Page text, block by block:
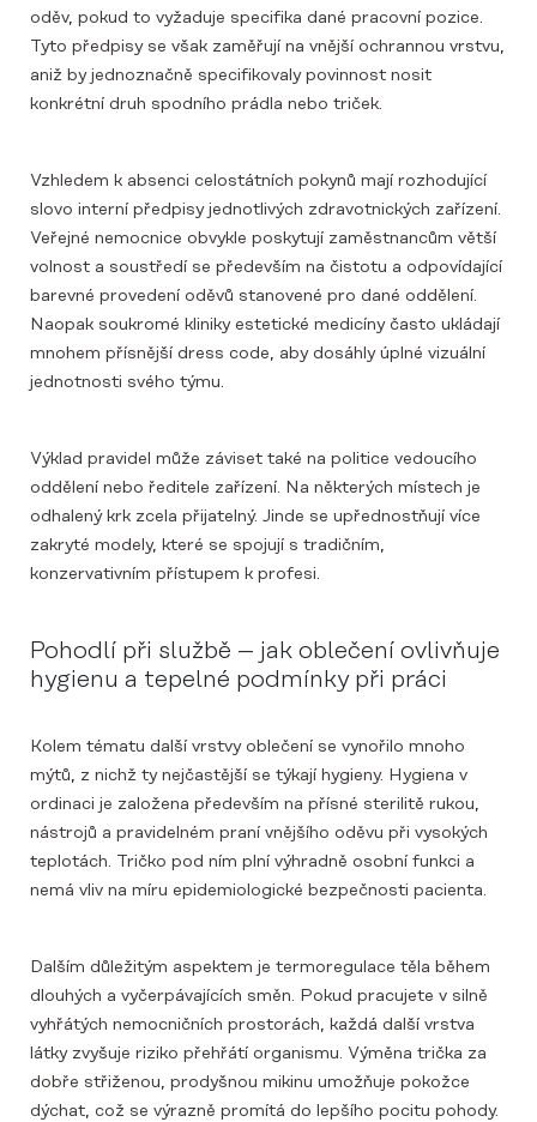
oděv, pokud to vyžaduje specifika dané pracovní pozice.
Tyto předpisy se však zaměřují na vnější ochrannou vrstvu,
aniž by jednoznačně specifikovaly povinnost nosit
konkrétní druh spodního prádla nebo triček.
Vzhledem k absenci celostátních pokynů mají rozhodující
slovo interní předpisy jednotlivých zdravotnických zařízení.
Veřejné nemocnice obvykle poskytují zaměstnancům větší
volnost a soustředí se především na čistotu a odpovídající
barevné provedení oděvů stanovené pro dané oddělení.
Naopak soukromé kliniky estetické medicíny často ukládají
mnohem přísnější dress code, aby dosáhly úplné vizuální
jednotnosti svého týmu.
Výklad pravidel může záviset také na politice vedoucího
oddělení nebo ředitele zařízení. Na některých místech je
odhalený krk zcela přijatelný. Jinde se upřednostňují více
zakryté modely, které se spojují s tradičním,
konzervativním přístupem k profesi.
Pohodlí při službě – jak oblečení ovlivňuje
hygienu a tepelné podmínky při práci
Kolem tématu další vrstvy oblečení se vynořilo mnoho
mýtů, z nichž ty nejčastější se týkají hygieny. Hygiena v
ordinaci je založena především na přísné sterilitě rukou,
nástrojů a pravidelném praní vnějšího oděvu při vysokých
teplotách. Tričko pod ním plní výhradně osobní funkci a
nemá vliv na míru epidemiologické bezpečnosti pacienta.
Dalším důležitým aspektem je termoregulace těla během
dlouhých a vyčerpávajících směn. Pokud pracujete v silně
vyhřátých nemocničních prostorách, každá další vrstva
látky zvyšuje riziko přehřátí organismu. Výměna trička za
dobře střiženou, prodyšnou mikinu umožňuje pokožce
dýchat, což se výrazně promítá do lepšího pocitu pohody.